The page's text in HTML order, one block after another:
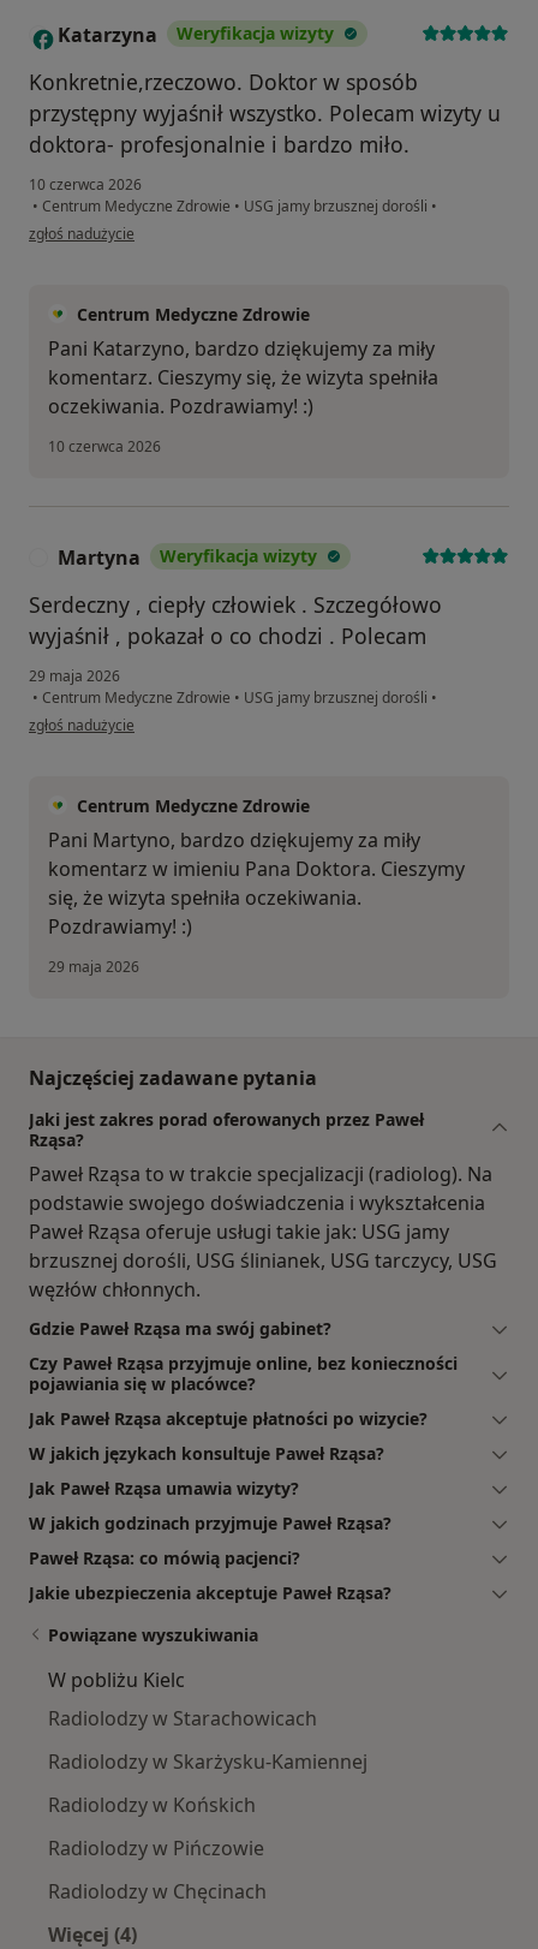
K Katarzyna Weryfikacja wizyty
Konkretnie,rzeczowo. Doktor w sposób
przystępny wyjaśnił wszystko. Polecam wizyty u
doktora- profesjonalnie i bardzo miło.
10 czerwca 2026
• Centrum Medyczne Zdrowie • USG jamy brzusznej dorośli •
w opinii użytkownika Katarzyna
zgłoś nadużycie
Centrum Medyczne Zdrowie
Pani Katarzyno, bardzo dziękujemy za miły
komentarz. Cieszymy się, że wizyta spełniła
oczekiwania. Pozdrawiamy! :)
10 czerwca 2026
Martyna Weryfikacja wizyty
Serdeczny , ciepły człowiek . Szczegółowo
wyjaśnił , pokazał o co chodzi . Polecam
29 maja 2026
• Centrum Medyczne Zdrowie • USG jamy brzusznej dorośli •
w opinii użytkownika Martyna
zgłoś nadużycie
Centrum Medyczne Zdrowie
Pani Martyno, bardzo dziękujemy za miły
komentarz w imieniu Pana Doktora. Cieszymy
się, że wizyta spełniła oczekiwania.
Pozdrawiamy! :)
29 maja 2026
Najczęściej zadawane pytania
Jaki jest zakres porad oferowanych przez Paweł
Rząsa?
Paweł Rząsa to w trakcie specjalizacji (radiolog). Na
podstawie swojego doświadczenia i wykształcenia
Paweł Rząsa oferuje usługi takie jak: USG jamy
brzusznej dorośli, USG ślinianek, USG tarczycy, USG
węzłów chłonnych.
Gdzie Paweł Rząsa ma swój gabinet?
Czy Paweł Rząsa przyjmuje online, bez konieczności
pojawiania się w placówce?
Jak Paweł Rząsa akceptuje płatności po wizycie?
W jakich językach konsultuje Paweł Rząsa?
Jak Paweł Rząsa umawia wizyty?
W jakich godzinach przyjmuje Paweł Rząsa?
Paweł Rząsa: co mówią pacjenci?
Jakie ubezpieczenia akceptuje Paweł Rząsa?
Powiązane wyszukiwania
W pobliżu Kielc
Radiolodzy w Starachowicach
Radiolodzy w Skarżysku-Kamiennej
Radiolodzy w Końskich
Radiolodzy w Pińczowie
Radiolodzy w Chęcinach
Więcej (4)